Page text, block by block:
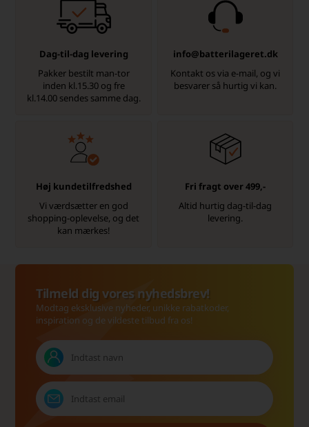
Dag-til-dag levering
Pakker bestilt man-tor
inden kl.15.30 og fre
kl.14.00 sendes samme dag.
info@batterilageret.dk
Kontakt os via e-mail, og vi
besvarer så hurtig vi kan.
Høj kundetilfredshed
Vi værdsætter en god
shopping-oplevelse, og det
kan mærkes!
Fri fragt over 499,-
Altid hurtig dag-til-dag
levering.
Tilmeld dig vores nyhedsbrev!
Modtag eksklusive nyheder, unikke rabatkoder,
inspiration og de vildeste tilbud fra os!